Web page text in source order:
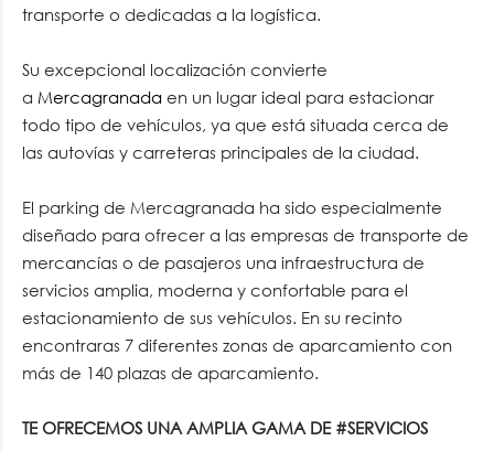
transporte o dedicadas a la logística.
Su excepcional localización convierte
a Mercagranada en un lugar ideal para estacionar
todo tipo de vehículos, ya que está situada cerca de
las autovías y carreteras principales de la ciudad.
El parking de Mercagranada ha sido especialmente
diseñado para ofrecer a las empresas de transporte de
mercancías o de pasajeros una infraestructura de
servicios amplia, moderna y confortable para el
estacionamiento de sus vehículos. En su recinto
encontraras 7 diferentes zonas de aparcamiento con
más de 140 plazas de aparcamiento.
TE OFRECEMOS UNA AMPLIA GAMA DE #SERVICIOS